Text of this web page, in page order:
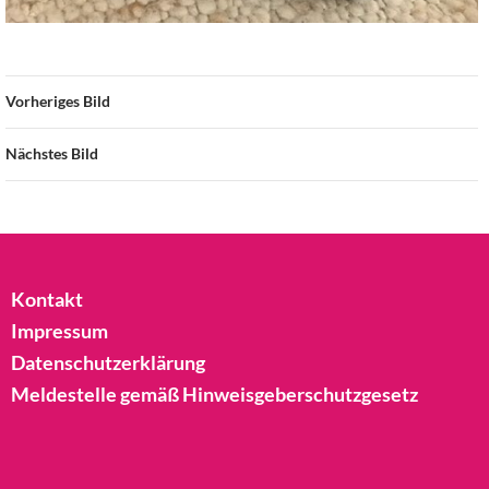
Vorheriges Bild
Nächstes Bild
Kontakt
Impressum
Datenschutzerklärung
Meldestelle gemäß Hinweisgeberschutzgesetz